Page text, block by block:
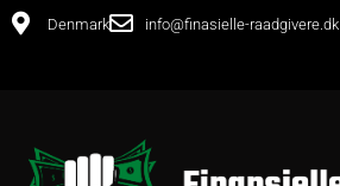
Denmark info@finasielle-raadgivere.dk